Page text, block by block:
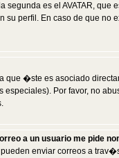
segunda es el AVATAR,
su perfil. En caso de que
que �ste es asociado
especiales). Por favor, no
a un usuario me pide
enviar correos a